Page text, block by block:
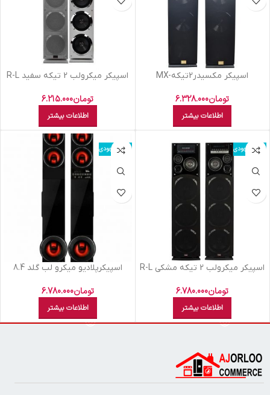
اسپيکر مکسيدر2تيکهMX-
تومان6.328.000
اطلاعات بیشتر
اسپيکر ميکرولب 2 تيکه سفيد R-L
تومان6.215.000
اطلاعات بیشتر
اتمام موجودی
اسپيکر ميکرولب 2 تيکه مشکي R-L
تومان6.780.000
اطلاعات بیشتر
اتمام موجودی
اسپيکرپلاديو ميکرو لب گلد 8.4
تومان6.780.000
اطلاعات بیشتر